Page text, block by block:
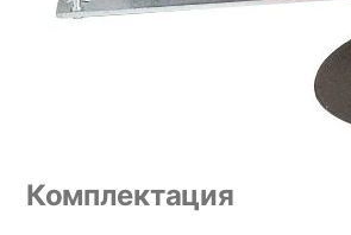
Комплектация